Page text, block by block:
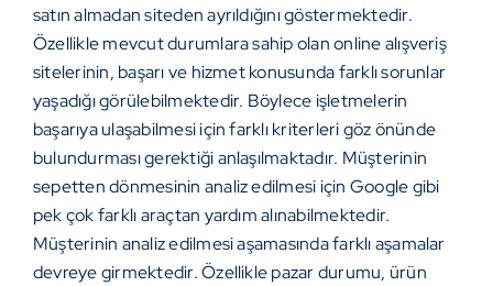
satın almadan siteden ayrıldığını göstermektedir.
Özellikle mevcut durumlara sahip olan online alışveriş
sitelerinin, başarı ve hizmet konusunda farklı sorunlar
yaşadığı görülebilmektedir. Böylece işletmelerin
başarıya ulaşabilmesi için farklı kriterleri göz önünde
bulundurması gerektiği anlaşılmaktadır. Müşterinin
sepetten dönmesinin analiz edilmesi için Google gibi
pek çok farklı araçtan yardım alınabilmektedir.
Müşterinin analiz edilmesi aşamasında farklı aşamalar
devreye girmektedir. Özellikle pazar durumu, ürün